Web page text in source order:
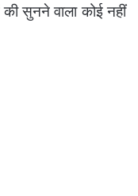
की सुनने वाला कोई नहीं